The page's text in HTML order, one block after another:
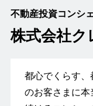
不動産投資コンシ
株式会社ク
都心でくらす、
のお客さまに本